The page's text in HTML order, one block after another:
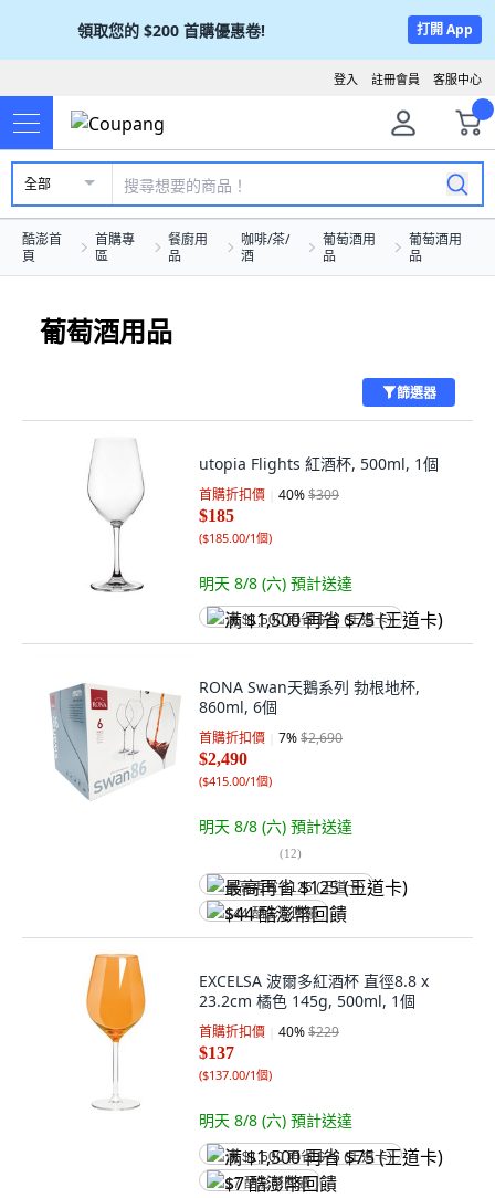
領取您的 $200 首購優惠卷! 打開 App
客服中心
註冊會員
登入
全部
酷澎首
頁
首購專
區
餐廚用
品
咖啡/茶/
酒
葡萄酒用
品
葡萄酒用
品
葡萄酒用品
篩選器
utopia Flights 紅酒杯, 500ml, 1個
首購折扣價 40%$309
$185
($185.00/1個)
明天 8/8 (六) 預計送達
满 $1,500 再省 $75 (王道卡)
RONA Swan天鵝系列 勃根地杯,
860ml, 6個
首購折扣價 7%$2,690
$2,490
($415.00/1個)
明天 8/8 (六) 預計送達
(12)
最高再省 $125 (王道卡)
$44 酷澎幣回饋
EXCELSA 波爾多紅酒杯 直徑8.8 x
23.2cm 橘色 145g, 500ml, 1個
首購折扣價 40%$229
$137
($137.00/1個)
明天 8/8 (六) 預計送達
满 $1,500 再省 $75 (王道卡)
$7 酷澎幣回饋